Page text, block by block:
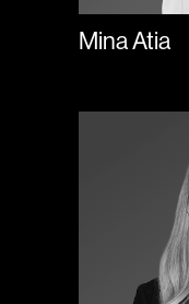
Mina Atia